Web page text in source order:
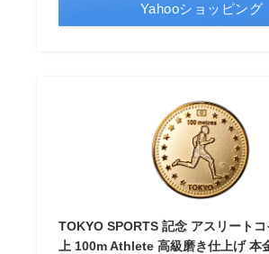
Yahooショッピング
TOKYO SPORTS 記念 アスリート
上 100m Athlete 高級磨き仕上げ 本